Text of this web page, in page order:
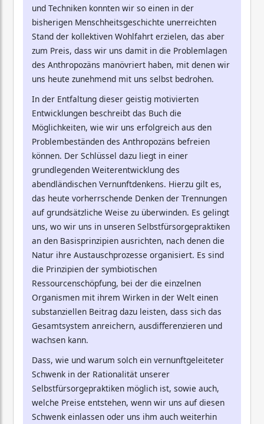
und Techniken konnten wir so einen in der
bisherigen Menschheitsgeschichte unerreichten
Stand der kollektiven Wohlfahrt erzielen, das aber
zum Preis, dass wir uns damit in die Problemlagen
des Anthropozäns manövriert haben, mit denen wir
uns heute zunehmend mit uns selbst bedrohen.
In der Entfaltung dieser geistig motivierten
Entwicklungen beschreibt das Buch die
Möglichkeiten, wie wir uns erfolgreich aus den
Problembeständen des Anthropozäns befreien
können. Der Schlüssel dazu liegt in einer
grundlegenden Weiterentwicklung des
abendländischen Vernunftdenkens. Hierzu gilt es,
das heute vorherrschende Denken der Trennungen
auf grundsätzliche Weise zu überwinden. Es gelingt
uns, wo wir uns in unseren Selbstfürsorgepraktiken
an den Basisprinzipien ausrichten, nach denen die
Natur ihre Austauschprozesse organisiert. Es sind
die Prinzipien der symbiotischen
Ressourcenschöpfung, bei der die einzelnen
Organismen mit ihrem Wirken in der Welt einen
substanziellen Beitrag dazu leisten, dass sich das
Gesamtsystem anreichern, ausdifferenzieren und
wachsen kann.
Dass, wie und warum solch ein vernunftgeleiteter
Schwenk in der Rationalität unserer
Selbstfürsorgepraktiken möglich ist, sowie auch,
welche Preise entstehen, wenn wir uns auf diesen
Schwenk einlassen oder uns ihm auch weiterhin